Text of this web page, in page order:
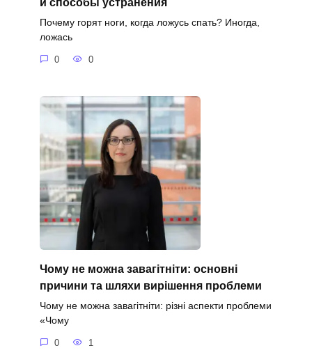
Почему горят ноги, когда ложусь спать? Иногда,
ложась
0 0
Чому не можна завагітніти: основні
причини та шляхи вирішення проблеми
Чому не можна завагітніти: різні аспекти проблеми
«Чому
0 1